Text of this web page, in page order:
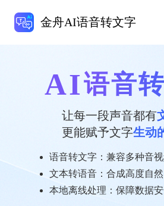
金舟AI语音转文字
AI语音
让每一段声音都有
更能赋予文字生动
语音转文字：兼容多种音
文本转语音：合成高度自
本地离线处理：保障数据